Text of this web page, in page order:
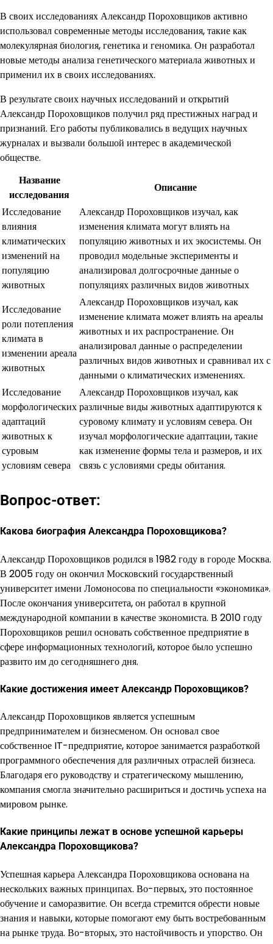
В своих исследованиях Александр Пороховщиков активно
использовал современные методы исследования, такие как
молекулярная биология, генетика и геномика. Он разработал
новые методы анализа генетического материала животных и
применил их в своих исследованиях.
В результате своих научных исследований и открытий
Александр Пороховщиков получил ряд престижных наград и
признаний. Его работы публиковались в ведущих научных
журналах и вызвали большой интерес в академической
обществе.
Название
исследования
Описание
Исследование
влияния
климатических
изменений на
популяцию
животных
Александр Пороховщиков изучал, как
изменения климата могут влиять на
популяцию животных и их экосистемы. Он
проводил модельные эксперименты и
анализировал долгосрочные данные о
популяциях различных видов животных
Исследование
роли потепления
климата в
изменении ареала
животных
Александр Пороховщиков изучал, как
изменение климата может влиять на ареалы
животных и их распространение. Он
анализировал данные о распределении
различных видов животных и сравнивал их с
данными о климатических изменениях.
Исследование
морфологических
адаптаций
животных к
суровым
условиям севера
Александр Пороховщиков изучал, как
различные виды животных адаптируются к
суровому климату и условиям севера. Он
изучал морфологические адаптации, такие
как изменение формы тела и размеров, и их
связь с условиями среды обитания.
Вопрос-ответ:
Какова биография Александра Пороховщикова?
Александр Пороховщиков родился в 1982 году в городе Москва.
В 2005 году он окончил Московский государственный
университет имени Ломоносова по специальности «экономика».
После окончания университета, он работал в крупной
международной компании в качестве экономиста. В 2010 году
Пороховщиков решил основать собственное предприятие в
сфере информационных технологий, которое было успешно
развито им до сегодняшнего дня.
Какие достижения имеет Александр Пороховщиков?
Александр Пороховщиков является успешным
предпринимателем и бизнесменом. Он основал свое
собственное IT-предприятие, которое занимается разработкой
программного обеспечения для различных отраслей бизнеса.
Благодаря его руководству и стратегическому мышлению,
компания смогла значительно расшириться и достичь успеха на
мировом рынке.
Какие принципы лежат в основе успешной карьеры
Александра Пороховщикова?
Успешная карьера Александра Пороховщикова основана на
нескольких важных принципах. Во-первых, это постоянное
обучение и саморазвитие. Он всегда стремится обрести новые
знания и навыки, которые помогают ему быть востребованным
на рынке труда. Во-вторых, это настойчивость и упорство. Он